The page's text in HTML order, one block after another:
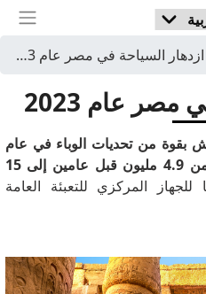
ازدهار السياحة في مصر عام 2023
عام 2023
بقوة من تحديات الوباء في عام
من 4.9 مليون قبل عامين إلى 15
المركزي للتعبئة العامة